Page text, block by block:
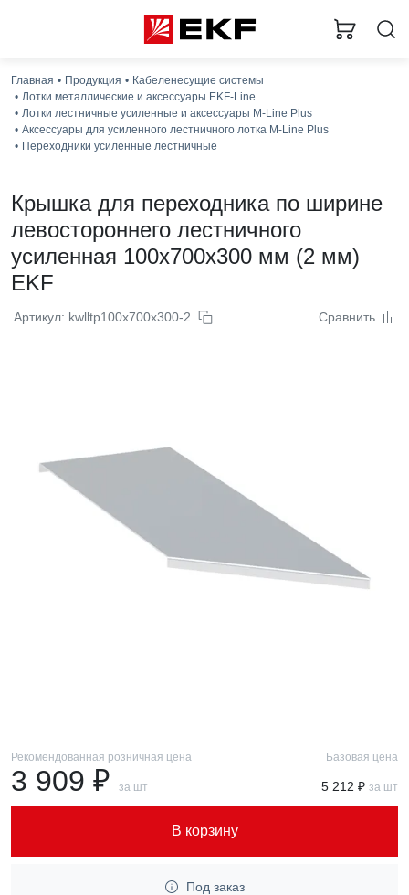
Главная Продукция
Кабеленесущие системы
Лотки металлические и аксессуары EKF-Line
Лотки лестничные усиленные и аксессуары M-Line Plus
Аксессуары для усиленного лестничного лотка M-Line Plus
Переходники усиленные лестничные
Крышка для переходника по ширине
левостороннего лестничного
усиленная 100x700x300 мм (2 мм)
EKF
Артикул: kwlltp100x700x300-2 Сравнить
Рекомендованная розничная цена
3 909 ₽ за шт
Базовая цена
5 212 ₽ за шт
В корзину
Под заказ